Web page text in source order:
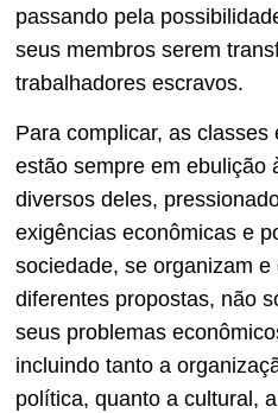
passando pela
seus membros serem
trabalhadores escravos.
Para complicar, as classes
estão sempre em ebulição
diversos deles,
exigências econômicas e
sociedade, se organizam e
diferentes propostas, não
seus problemas
incluindo tanto a
política, quanto a cultural,